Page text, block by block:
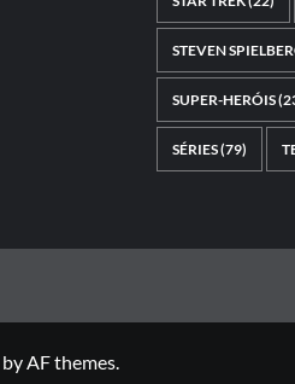
STEVEN
SUPER-HERÓIS
SÉRIES(79)
by AF themes.